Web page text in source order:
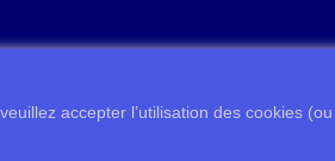
accepter l’utilisation des cookies